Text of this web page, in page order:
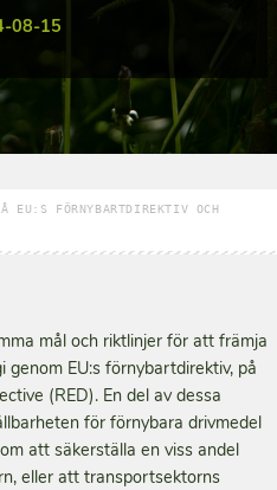
08-15
EU:S FÖRNYBARTDIREKTIV OCH
mål och riktlinjer för att främja
EU:s förnybartdirektiv, på
(RED). En del av dessa
för förnybara drivmedel
att säkerställa en viss andel
eller att transportsektorns